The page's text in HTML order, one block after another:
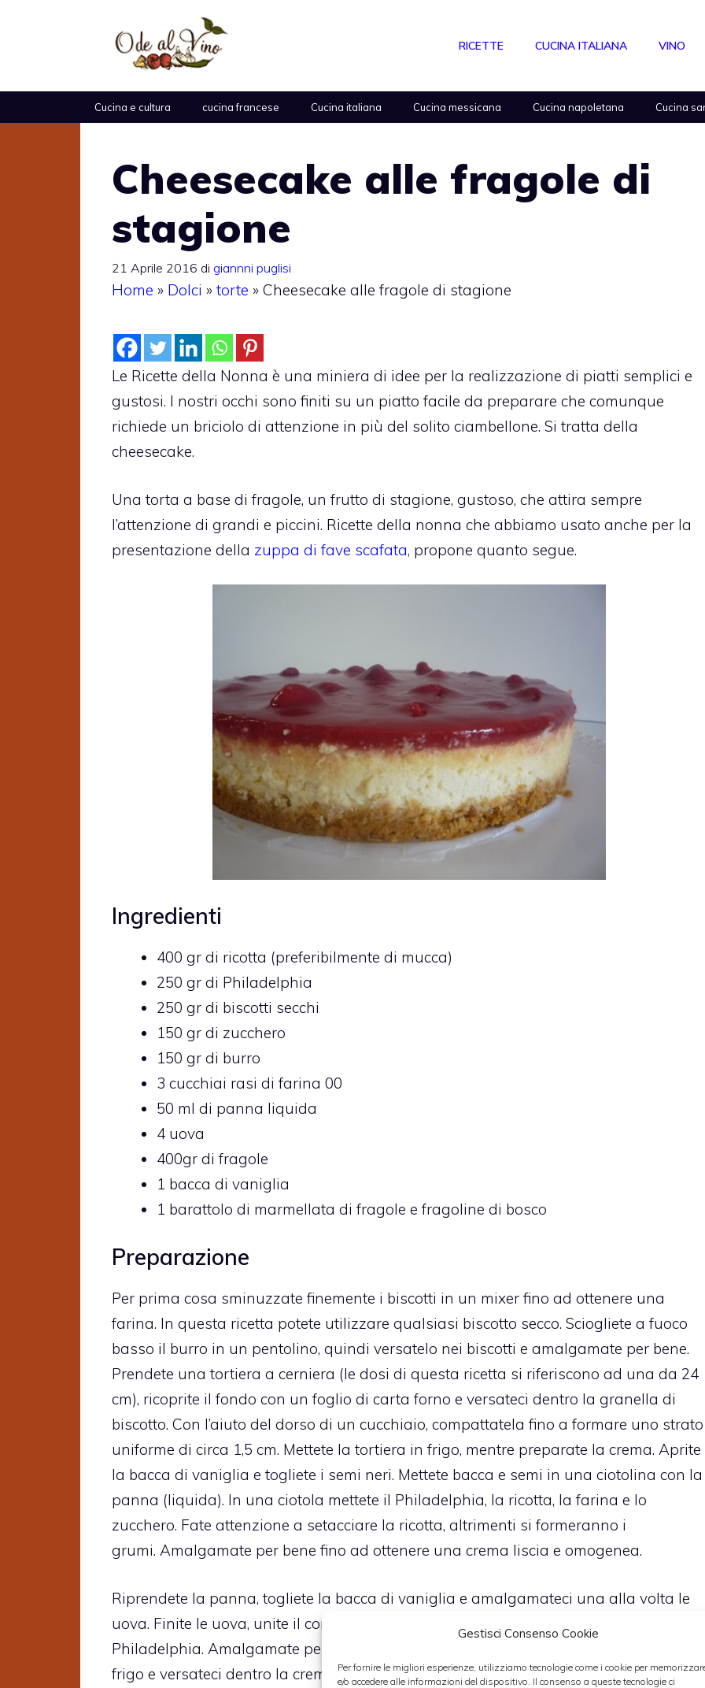
Gestisci Consenso Cookie
Per fornire le migliori esperienze, utilizziamo tecnologie come i cookie per
e/o accedere alle informazioni del dispositivo. Il consenso a queste tecnologie ci
RICETTE CUCINA ITALIANA VINO
Cucina e cultura cucina francese Cucina italiana Cucina messicana Cucina napoletana Cucina
Cheesecake alle fragole di
stagione
21 Aprile 2016 di giannni puglisi
Home » Dolci » torte » Cheesecake alle fragole di stagione
Le Ricette della Nonna è una miniera di idee per la realizzazione di piatti semplici e
gustosi. I nostri occhi sono finiti su un piatto facile da preparare che comunque
richiede un briciolo di attenzione in più del solito ciambellone. Si tratta della
cheesecake.
Una torta a base di fragole, un frutto di stagione, gustoso, che attira sempre
l’attenzione di grandi e piccini. Ricette della nonna che abbiamo usato anche per la
presentazione della zuppa di fave scafata, propone quanto segue.
Ingredienti
400 gr di ricotta (preferibilmente di mucca)
250 gr di Philadelphia
250 gr di biscotti secchi
150 gr di zucchero
150 gr di burro
3 cucchiai rasi di farina 00
50 ml di panna liquida
4 uova
400gr di fragole
1 bacca di vaniglia
1 barattolo di marmellata di fragole e fragoline di bosco
Preparazione
Per prima cosa sminuzzate finemente i biscotti in un mixer fino ad ottenere una
farina. In questa ricetta potete utilizzare qualsiasi biscotto secco. Sciogliete a fuoco
basso il burro in un pentolino, quindi versatelo nei biscotti e amalgamate per bene.
Prendete una tortiera a cerniera (le dosi di questa ricetta si riferiscono ad una da 24
cm), ricoprite il fondo con un foglio di carta forno e versateci dentro la granella di
biscotto. Con l’aiuto del dorso di un cucchiaio, compattatela fino a formare uno strato
uniforme di circa 1,5 cm. Mettete la tortiera in frigo, mentre preparate la crema. Aprite
la bacca di vaniglia e togliete i semi neri. Mettete bacca e semi in una ciotolina con la
panna (liquida). In una ciotola mettete il Philadelphia, la ricotta, la farina e lo
zucchero. Fate attenzione a setacciare la ricotta, altrimenti si formeranno i
grumi. Amalgamate per bene fino ad ottenere una crema liscia e omogenea.
Riprendete la panna, togliete la bacca di vaniglia e amalgamateci una alla volta le
uova. Finite le uova, unite il composto alla crema di ricotta e
Philadelphia. Amalgamate per bene. Riprendete la tortiera con la base di biscotto dal
frigo e versateci dentro la crema. Livellate per bene e infornate a 160° per 1 ora e un